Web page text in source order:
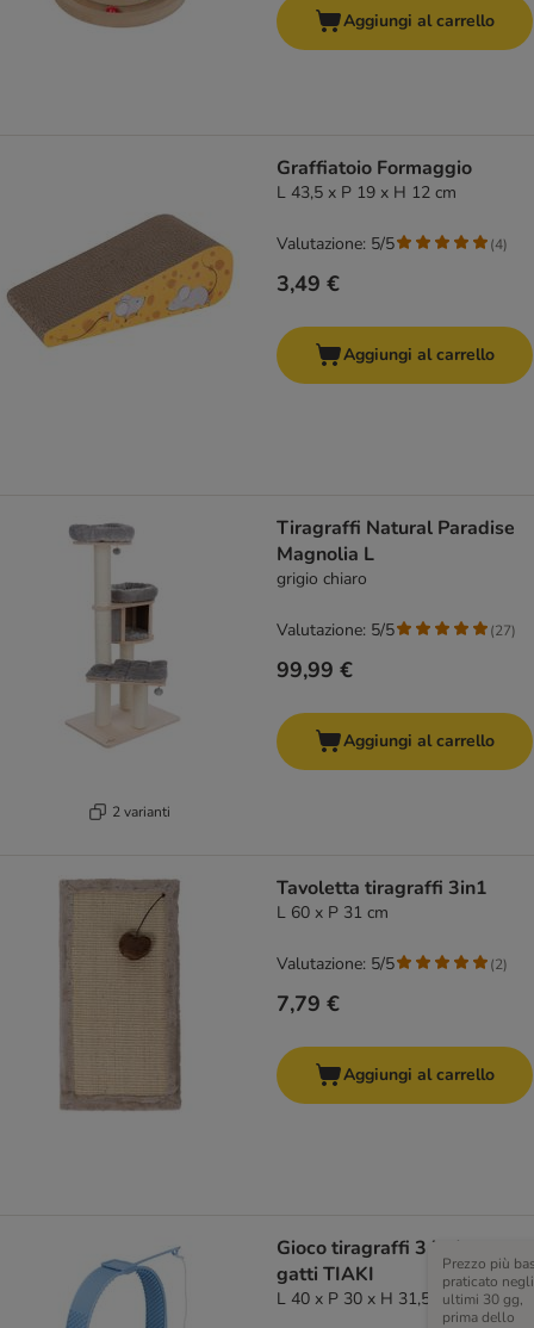
Aggiungi al carrello
Graffiatoio Formaggio
L 43,5 x P 19 x H 12 cm
3,49 €
Valutazione: 5/5 (4)
Aggiungi al carrello
2 varianti
Tiragraffi Natural Paradise
Magnolia L
grigio chiaro
99,99 €
Valutazione: 5/5 (27)
Aggiungi al carrello
Tavoletta tiragraffi 3in1
L 60 x P 31 cm
7,79 €
Valutazione: 5/5 (2)
Aggiungi al carrello
Gioco tiragraffi 3 in 1 per
gatti TIAKI
L 40 x P 30 x H 31,5 cm
Prezzo più
praticato negli
ultimi 30 gg,
prima dello